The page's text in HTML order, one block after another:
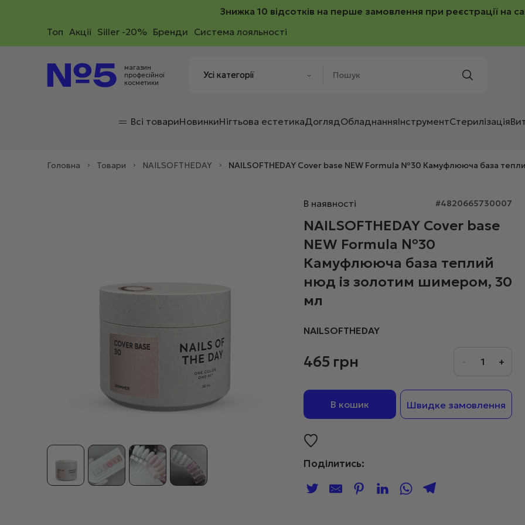
Знижка 10 відсотків на перше замовлення при реєстрації на
Toп Акції Siller -20% Бренди Система лояльності
магазин
професійної
косметики
Всі товариНовинкиНігтьова естетикаДоглядОбладнанняІнструментСтерилізація
Головна > Товари > NAILSOFTHEDAY > NAILSOFTHEDAY Cover base NEW Formula №30 Камуфлююча база
В наявності #4820665730007
NAILSOFTHEDAY Cover base
NEW Formula №30
Камуфлююча база теплий
нюд із золотим шимером, 30
мл
NAILSOFTHEDAY
465 грн
В кошик Швидке замовлення
Поділитись: